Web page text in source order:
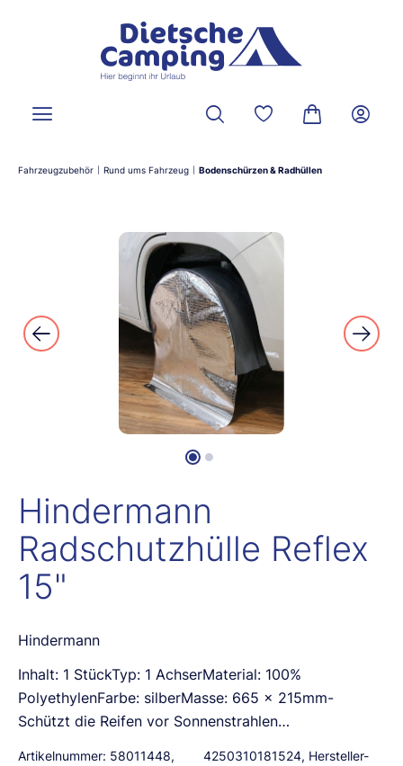
Du hast 0 Produkte
Warenkorb
Fahrzeugzubehör Rund ums Fahrzeug Bodenschürzen & Radhüllen
Bildergalerie überspringen
Hindermann
Radschutzhülle Reflex
15"
Hindermann
Inhalt: 1 StückTyp: 1 AchserMaterial: 100%
PolyethylenFarbe: silberMasse: 665 x 215mm-
Schützt die Reifen vor Sonnenstrahlen…
Artikelnummer: 58011448,
4250310181524, Hersteller-